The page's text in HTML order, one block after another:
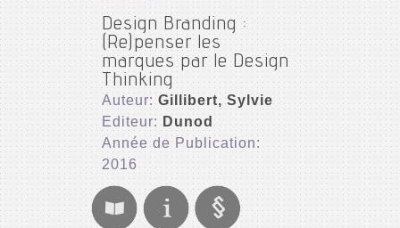
Design Branding :
(Re)penser les
marques par le Design
Thinking
Auteur:Gillibert, Sylvie
Editeur: Dunod
Année de Publication:
2016